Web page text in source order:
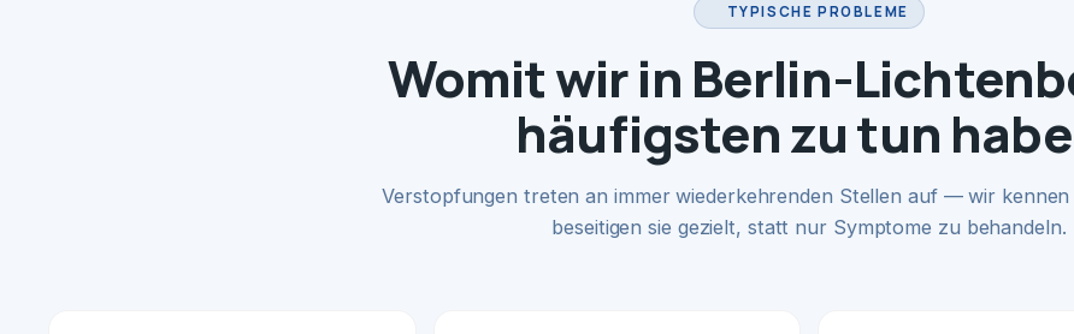
TYPISCHE PROBLEME
Womit wir in Berlin-
häufigsten zu tun
Verstopfungen treten an immer wiederkehrenden Stellen auf — wir kennen
beseitigen sie gezielt, statt nur Symptome zu behandeln.